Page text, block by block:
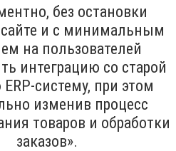
без остановки
и с минимальным
на пользователей
интеграцию со старой
систему, при этом
изменив процесс
товаров и обработки
заказов».